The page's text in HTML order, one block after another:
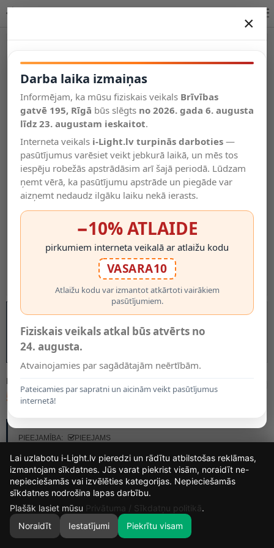
Salīdzināt
Vēlmju
saraksts
Valodas
0
MODELIS:
50.95€
PIEEJAMĪBA:
PIEEJAMS
×
Darba laika izmaiņas
Informējam, ka mūsu fiziskais veikals Brīvības
gatvē 195, Rīgā būs slēgts no 2026. gada 6. augusta
līdz 23. augustam ieskaitot.
Interneta veikals i-Light.lv turpinās darboties —
pasūtījumus varēsiet veikt jebkurā laikā, un mēs tos
iespēju robežās apstrādāsim arī šajā periodā. Lūdzam
ņemt vērā, ka pasūtījumu apstrāde un piegāde var
aizņemt nedaudz ilgāku laiku nekā ierasts.
−10% ATLAIDE
pirkumiem interneta veikalā ar atlaižu kodu
VASARA10
Atlaižu kodu var izmantot atkārtoti vairākiem
pasūtījumiem.
Fiziskais veikals atkal būs atvērts no
24. augusta.
Atvainojamies par sagādātajām neērtībām.
Pateicamies par sapratni un aicinām veikt pasūtījumus
internetā!
15
DIENAS
8
STUNDAS
43
MIN.
42
Lai uzlabotu i-Light.lv pieredzi un rādītu atbilstošas reklāmas,
izmantojam sīkdatnes. Jūs varat piekrist visām, noraidīt ne-
nepieciešamās vai izvēlēties kategorijas. Nepieciešamās
sīkdatnes nodrošina lapas darbību.
Plašāk lasiet mūsu Privātuma / Sīkdatņu politikā.
Noraidīt
Iestatījumi Piekrītu visam